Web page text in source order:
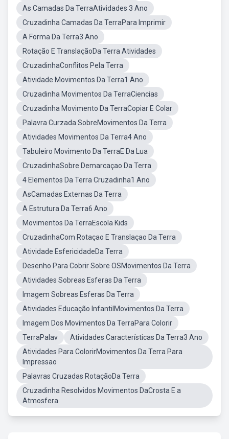
As Camadas Da TerraAtividades 3 Ano
Cruzadinha Camadas Da TerraPara Imprimir
A Forma Da Terra3 Ano
Rotação E TranslaçãoDa Terra Atividades
CruzadinhaConflitos Pela Terra
Atividade Movimentos Da Terra1 Ano
Cruzadinha Movimentos Da TerraCiencias
Cruzadinha Movimento Da TerraCopiar E Colar
Palavra Curzada SobreMovimentos Da Terra
Atividades Movimentos Da Terra4 Ano
Tabuleiro Movimento Da TerraE Da Lua
CruzadinhaSobre Demarcaçao Da Terra
4 Elementos Da Terra Cruzadinha1 Ano
AsCamadas Externas Da Terra
A Estrutura Da Terra6 Ano
Movimentos Da TerraEscola Kids
CruzadinhaCom Rotaçao E Translaçao Da Terra
Atividade EsfericidadeDa Terra
Desenho Para Cobrir Sobre OSMovimentos Da Terra
Atividades Sobreas Esferas Da Terra
Imagem Sobreas Esferas Da Terra
Atividades Educação InfantilMovimentos Da Terra
Imagem Dos Movimentos Da TerraPara Colorir
TerraPalav
Atividades Características Da Terra3 Ano
Atividades Para ColorirMovimentos Da Terra Para
Impressao
Palavras Cruzadas RotaçãoDa Terra
Cruzadinha Resolvidos Movimentos DaCrosta E a
Atmosfera